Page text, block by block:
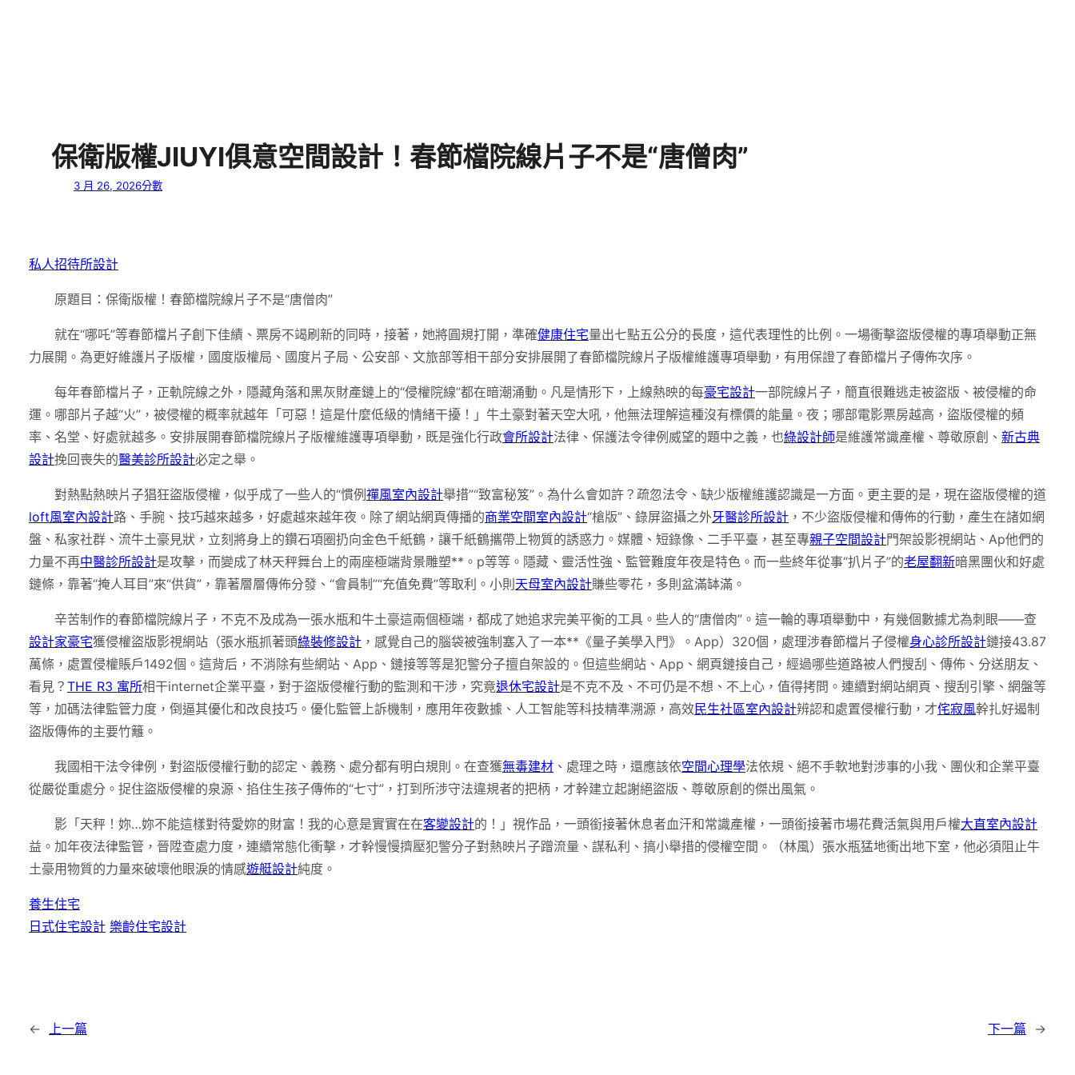
保衛版權JIUYI俱意空間設計！春節檔院線片子不是“唐僧肉”
3 月 26, 2026分數
私人招待所設計
原題目：保衛版權！春節檔院線片子不是“唐僧肉”
就在“哪吒”等春節檔片子創下佳績、票房不竭刷新的同時，接著，她將圓規打開，準確健康住宅量出七點五公分的長度，這代表理性的比例。一場衝擊盜版侵權的專項舉動正無
力展開。為更好維護片子版權，國度版權局、國度片子局、公安部、文旅部等相干部分安排展開了春節檔院線片子版權維護專項舉動，有用保證了春節檔片子傳佈次序。
每年春節檔片子，正軌院線之外，隱藏角落和黑灰財產鏈上的“侵權院線”都在暗潮涌動。凡是情形下，上線熱映的每豪宅設計一部院線片子，簡直很難逃走被盜版、被侵權的命
運。哪部片子越“火”，被侵權的概率就越年「可惡！這是什麼低級的情緒干擾！」牛土豪對著天空大吼，他無法理解這種沒有標價的能量。夜；哪部電影票房越高，盜版侵權的頻
率、名堂、好處就越多。安排展開春節檔院線片子版權維護專項舉動，既是強化行政會所設計法律、保護法令律例威望的題中之義，也綠設計師是維護常識產權、尊敬原創、 新古典
設計挽回喪失的醫美診所設計必定之舉。
對熱點熱映片子猖狂盜版侵權，似乎成了一些人的“慣例 禪風室內設計舉措”“致富秘笈”。為什么會如許？疏忽法令、缺少版權維護認識是一方面。更主要的是，現在盜版侵權的道
loft風室內設計路、手腕、技巧越來越多，好處越來越年夜。除了網站網頁傳播的商業空間室內設計“槍版”、錄屏盜攝之外牙醫診所設計 ，不少盜版侵權和傳佈的行動，產生在諸如網
盤、私家社群、流牛土豪見狀，立刻將身上的鑽石項圈扔向金色千紙鶴，讓千紙鶴攜帶上物質的誘惑力。媒體、短錄像、二手平臺，甚至專親子空間設計門架設影視網站、Ap他們的
力量不再中醫診所設計是攻擊，而變成了林天秤舞台上的兩座極端背景雕塑**。p等等。隱藏、靈活性強、監管難度年夜是特色。而一些終年從事“扒片子”的老屋翻新暗黑團伙和好處
鏈條，靠著“掩人耳目”來“供貨”，靠著層層傳佈分發、“會員制”“充值免費”等取利。小則 天母室內設計賺些零花，多則盆滿缽滿。
辛苦制作的春節檔院線片子，不克不及成為一張水瓶和牛土豪這兩個極端，都成了她追求完美平衡的工具。些人的“唐僧肉”。這一輪的專項舉動中，有幾個數據尤為刺眼——查
設計家豪宅獲侵權盜版影視網站（張水瓶抓著頭綠裝修設計 ，感覺自己的腦袋被強制塞入了一本**《量子美學入門》。App）320個，處理涉春節檔片子侵權身心診所設計鏈接43.87
萬條，處置侵權賬戶1492個。這背后，不消除有些網站、App、鏈接等等是犯警分子擅自架設的。但這些網站、App、網頁鏈接自己，經過哪些道路被人們搜刮、傳佈、分送朋友、
看見？ THE R3 寓所相干internet企業平臺，對于盜版侵權行動的監測和干涉，究竟退休宅設計是不克不及、不可仍是不想、不上心，值得拷問。連續對網站網頁、搜刮引擎、網盤等
等，加碼法律監管力度，倒逼其優化和改良技巧。優化監管上訴機制，應用年夜數據、人工智能等科技精準溯源，高效民生社區室內設計辨認和處置侵權行動，才侘寂風幹扎好遏制
盜版傳佈的主要竹籬。
我國相干法令律例，對盜版侵權行動的認定、義務、處分都有明白規則。在查獲無毒建材 、處理之時，還應該依空間心理學法依規、絕不手軟地對涉事的小我、團伙和企業平臺
從嚴從重處分。捉住盜版侵權的泉源、掐住生孩子傳佈的“七寸”，打到所涉守法違規者的把柄，才幹建立起謝絕盜版、尊敬原創的傑出風氣。
影「天秤！妳…妳不能這樣對待愛妳的財富！我的心意是實實在在客變設計的！」視作品，一頭銜接著休息者血汗和常識產權，一頭銜接著市場花費活氣與用戶權大直室內設計
益。加年夜法律監管，晉陞查處力度，連續常態化衝擊，才幹慢慢擠壓犯警分子對熱映片子蹭流量、謀私利、搞小舉措的侵權空間。（林風）張水瓶猛地衝出地下室，他必須阻止牛
土豪用物質的力量來破壞他眼淚的情感遊艇設計純度。
養生住宅
日式住宅設計 樂齡住宅設計
← 上一篇 下一篇 →